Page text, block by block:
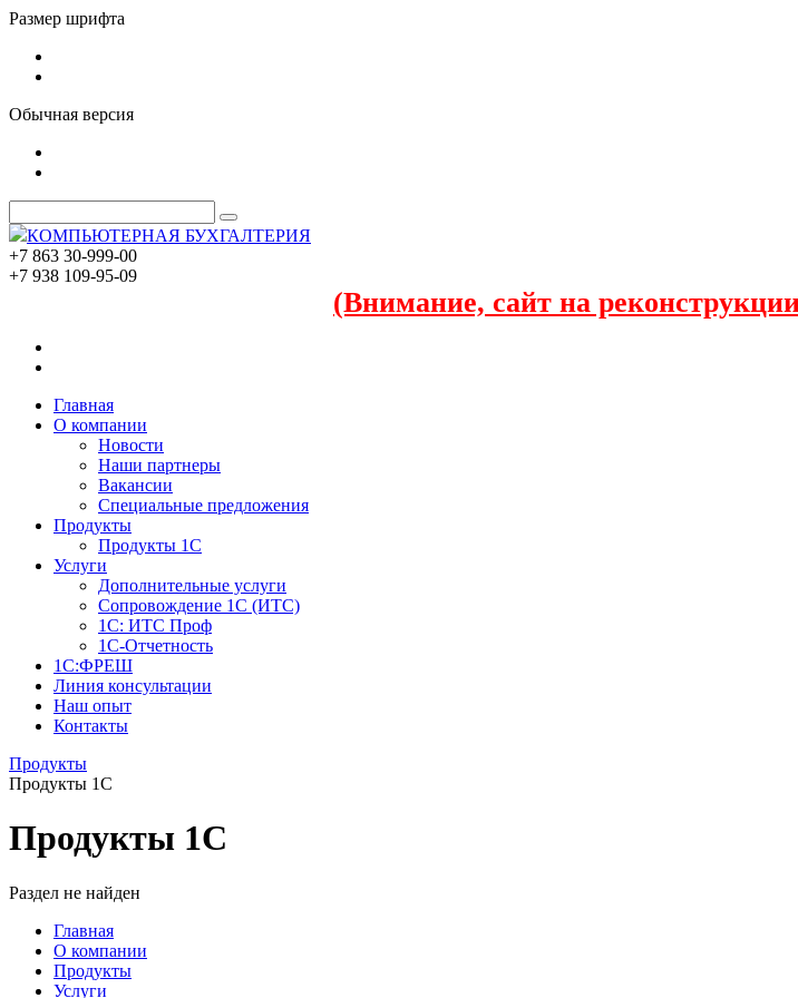
Размер шрифта
Обычная версия
КОМПЬЮТЕРНАЯ БУХГАЛТЕРИЯ
+7 863 30-999-00
+7 938 109-95-09
(Внимание, сайт на
Главная
О компании
Новости
Наши партнеры
Вакансии
Специальные предложения
Продукты
Продукты 1С
Услуги
Дополнительные услуги
Сопровождение 1С (ИТС)
1С: ИТС Проф
1С-Отчетность
1С:ФРЕШ
Линия консультации
Наш опыт
Контакты
Продукты
Продукты 1С
Продукты 1С
Раздел не найден
Главная
О компании
Продукты
Услуги